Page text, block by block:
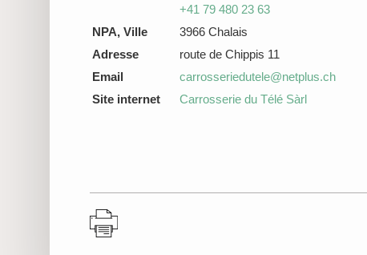
+41 79 480 23 63
NPA, Ville
3966 Chalais
Adresse
route de Chippis 11
Email
carrosseriedutele@netplus.ch
Site internet
Carrosserie du Télé Sàrl